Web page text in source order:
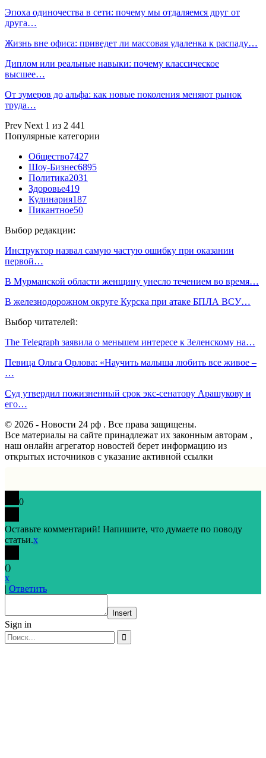
Эпоха одиночества в сети: почему мы отдаляемся друг от
друга…
Жизнь вне офиса: приведет ли массовая удаленка к распаду…
Диплом или реальные навыки: почему классическое
высшее…
От зумеров до альфа: как новые поколения меняют рынок
труда…
Prev Next 1 из 2 441
Популярные категории
Общество7427
Шоу-Бизнес6895
Политика2031
Здоровье419
Кулинария187
Пикантное50
Выбор редакции:
Инструктор назвал самую частую ошибку при оказании
первой…
В Мурманской области женщину унесло течением во время…
В железнодорожном округе Курска при атаке БПЛА ВСУ…
Выбор читателей:
The Telegraph заявила о меньшем интересе к Зеленскому на…
Певица Ольга Орлова: «Научить малыша любить все живое –
…
Суд утвердил пожизненный срок экс-сенатору Арашукову и
его…
© 2026 - Новости 24 рф . Все права защищены.
Все материалы на сайте принадлежат их законным авторам ,
наш онлайн агрегатор новостей берет информацию из
открытых источников с указание активной ссылки
0
Оставьте комментарий! Напишите, что думаете по поводу
статьи.x
()
x
| Ответить
Insert
Sign in